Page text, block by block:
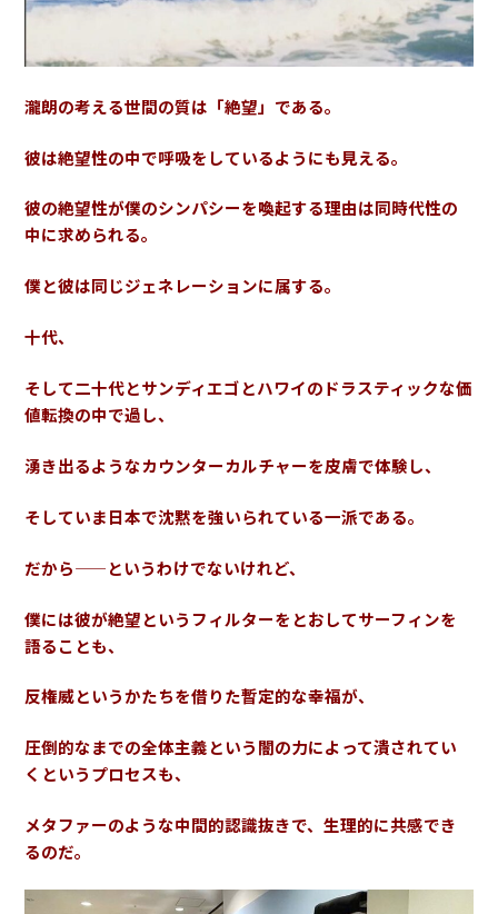
瀧朗の考える世間の質は「絶望」である。
彼は絶望性の中で呼吸をしているようにも見える。
彼の絶望性が僕のシンパシーを喚起する理由は同時代性の
中に求められる。
僕と彼は同じジェネレーションに属する。
十代、
そして二十代とサンディエゴとハワイのドラスティックな価
値転換の中で過し、
湧き出るようなカウンターカルチャーを皮膚で体験し、
そしていま日本で沈黙を強いられている一派である。
だから——というわけでないけれど、
僕には彼が絶望というフィルターをとおしてサーフィンを
語ることも、
反権威というかたちを借りた暫定的な幸福が、
圧倒的なまでの全体主義という闇の力によって潰されてい
くというプロセスも、
メタファーのような中間的認識抜きで、生理的に共感でき
るのだ。